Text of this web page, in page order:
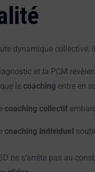
dynamique collective,
et la PCM
le coaching entre en
coaching collectif
coaching individuel
ne s’arrête pas au